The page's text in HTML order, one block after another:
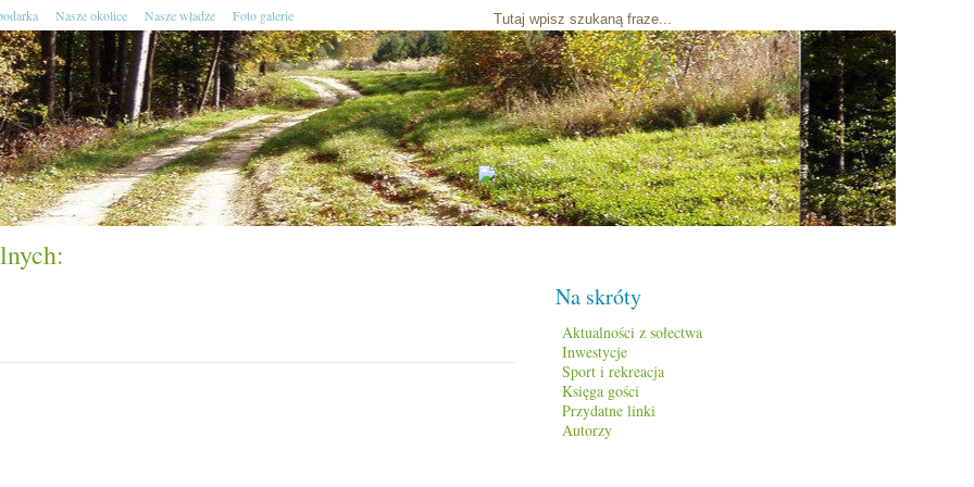
Nasze okolice Nasze władze Foto galerie
Na skróty
Aktualności z sołectwa
Inwestycje
Sport i rekreacja
Księga gości
Przydatne linki
Autorzy